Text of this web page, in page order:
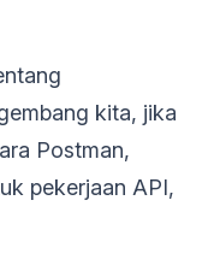
kita, jika
Postman,
pekerjaan API,